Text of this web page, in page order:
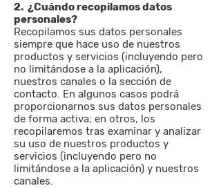
2. ¿Cuándo recopilamos datos
personales?
Recopilamos sus datos personales
siempre que hace uso de nuestros
productos y servicios (incluyendo pero
no limitándose a la aplicación),
nuestros canales o la sección de
contacto. En algunos casos podrá
proporcionarnos sus datos personales
de forma activa; en otros, los
recopilaremos tras examinar y analizar
su uso de nuestros productos y
servicios (incluyendo pero no
limitándose a la aplicación) y nuestros
canales.